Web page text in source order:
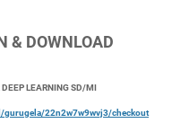
& DOWNLOAD
LEARNING SD/MI
gurugela/22n2w7w9wvj3/checkout